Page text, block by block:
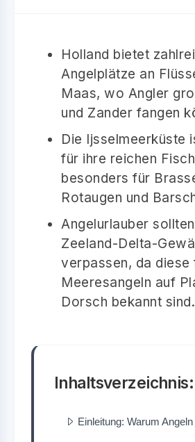
Holland bietet
Angelplätze an
Maas, wo Angler
und Zander fangen
Die Ijsselmeerküste
für ihre reichen
besonders für
Rotaugen und
Angelurlauber
Zeeland-Delta-
verpassen, da diese
Meeresangeln auf
Dorsch bekannt sind.
Inhaltsverzeichnis:
Einleitung: Warum